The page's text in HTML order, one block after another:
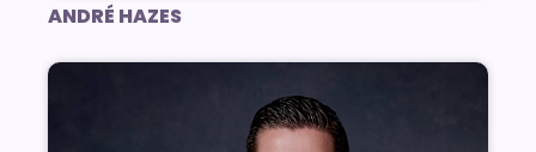
ANDRÉ HAZES